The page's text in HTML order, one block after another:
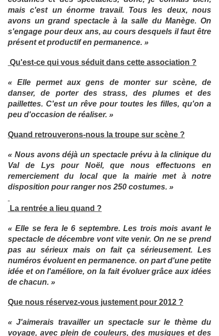
mais c'est un énorme travail. Tous les deux, nous
avons un grand spectacle à la salle du Manège. On
s'engage pour deux ans, au cours desquels il faut être
présent et productif en permanence. »
Qu'est-ce qui vous séduit dans cette association ?
« Elle permet aux gens de monter sur scène, de
danser, de porter des strass, des plumes et des
paillettes. C'est un rêve pour toutes les filles, qu'on a
peu d'occasion de réaliser. »
Quand retrouverons-nous la troupe sur scène ?
« Nous avons déjà un spectacle prévu à la clinique du
Val de Lys pour Noël, que nous effectuons en
remerciement du local que la mairie met à notre
disposition pour ranger nos 250 costumes. »
La rentrée a lieu quand ?
« Elle se fera le 6 septembre. Les trois mois avant le
spectacle de décembre vont vite venir. On ne se prend
pas au sérieux mais on fait ça sérieusement. Les
numéros évoluent en permanence. on part d'une petite
idée et on l'améliore, on la fait évoluer grâce aux idées
de chacun. »
Que nous réservez-vous justement pour 2012 ?
« J'aimerais travailler un spectacle sur le thème du
voyage, avec plein de couleurs, des musiques et des